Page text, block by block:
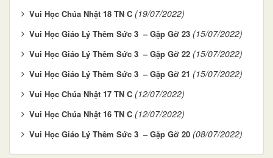
Vui Học Chúa Nhật 18 TN C (19/07/2022)
Vui Học Giáo Lý Thêm Sức 3 – Gặp Gỡ 23 (15/07/2022)
Vui Học Giáo Lý Thêm Sức 3 – Gặp Gỡ 22 (15/07/2022)
Vui Học Giáo Lý Thêm Sức 3 – Gặp Gỡ 21 (15/07/2022)
Vui Học Chúa Nhật 17 TN C (12/07/2022)
Vui Học Chúa Nhật 16 TN C (12/07/2022)
Vui Học Giáo Lý Thêm Sức 3 – Gặp Gỡ 20 (08/07/2022)